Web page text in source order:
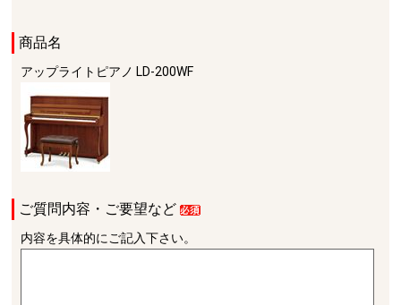
商品名
アップライトピアノ LD-200WF
ご質問内容・ご要望など
内容を具体的にご記入下さい。